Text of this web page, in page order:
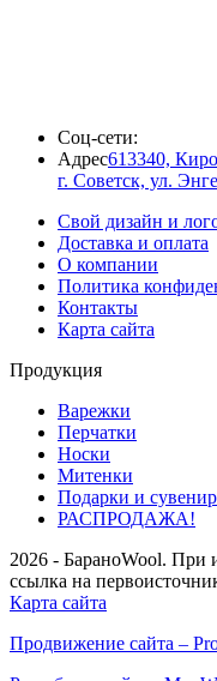
Соц-сети:
Адрес613340,
г. Советск, ул.
Свой дизайн и
Доставка и оплата
О компании
Политика
Контакты
Карта сайта
Продукция
Варежки
Перчатки
Носки
Митенки
Подарки и
РАСПРОДАЖА!
2026 - БараноWool. При
ссылка на
Карта сайта
Продвижение сайта –